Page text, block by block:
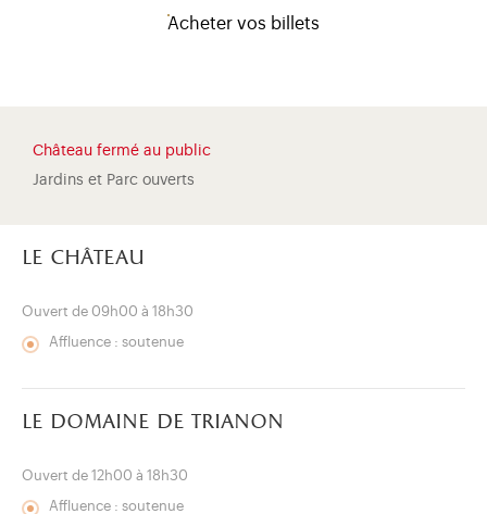
onglet)
nouvel onglet)
fenêtre modale)
de l'application (ouverture dans un nouvel onglet)
Acheter vos billets
Château fermé au public
Jardins et Parc ouverts
le château
Ouvert de 09h00 à 18h30
Affluence : soutenue
le domaine de trianon
Ouvert de 12h00 à 18h30
Affluence : soutenue